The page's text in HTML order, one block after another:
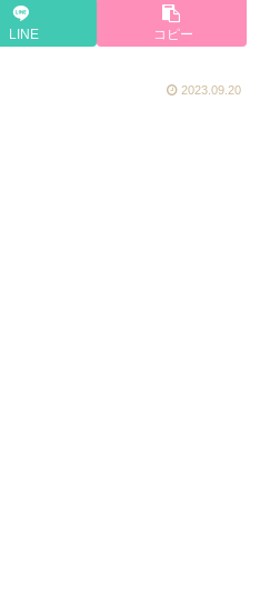
LINE コピー
2023.09.20